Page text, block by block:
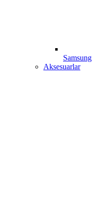
Samsung
Aksesuarlar